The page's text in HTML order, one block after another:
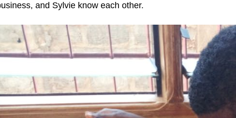
and Sylvie know each other.